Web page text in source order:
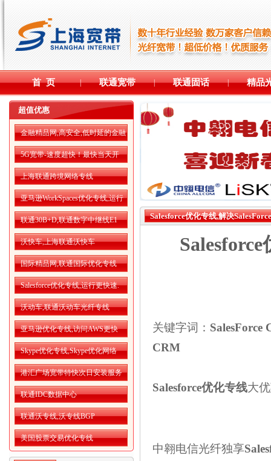
首 页 | 联通宽带 | 联通固话 | 精品
超值优惠
金融精品网,高安全,低时延的金融
精品网
5G宽带-速度超快！最快当天开
通！
上海联通跨境网络专线
亚马逊WorkSpaces优化专线,运行
更流畅
联通30B+D,联通数字中继线E1
沃快车,上海联通沃快车
国际精品网,联通国际优化专线
Salesforce优化专线,运行更快速.
沃动车,联通沃动车光纤专线
亚马逊优化专线,访问AWS更快
Skype优化专线,Skype优化网络
港汇广场宽带特快次日安装服务
联通IDC数据中心
联通沃专线,沃专线BGP
美国股票交易优化专线
Salesforce优化专线,解决
关键字词： SalesForce
CRM
Salesforce优化专线大
中翱电信光纤独享